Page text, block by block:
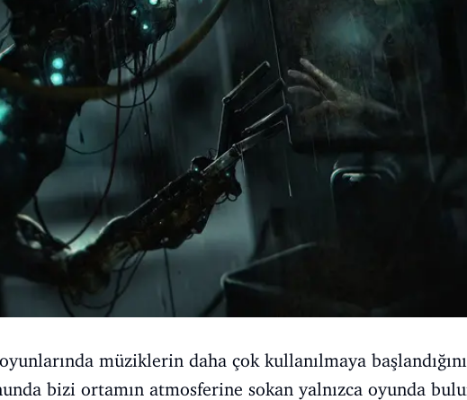
müziklerin daha çok kullanılmaya
bizi ortamın atmosferine sokan yalnızca oyunda